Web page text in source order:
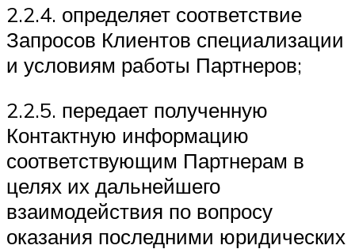
2.2.4. определяет соответствие
Запросов Клиентов специализации
и условиям работы Партнеров;
2.2.5. передает полученную
Контактную информацию
соответствующим Партнерам в
целях их дальнейшего
взаимодействия по вопросу
оказания последними юридических